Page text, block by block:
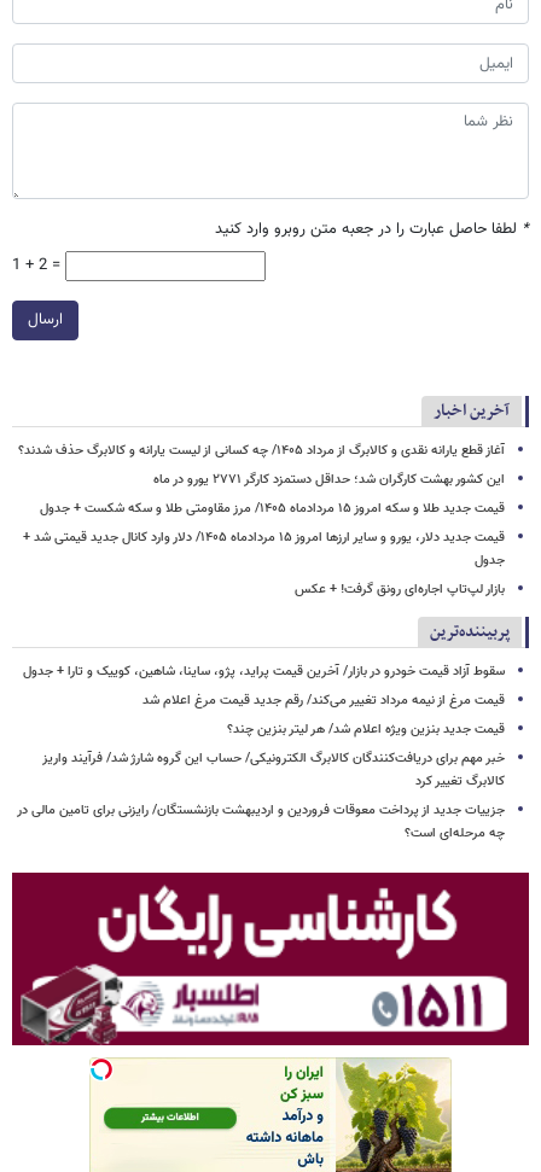
* لطفا حاصل عبارت را در جعبه متن روبرو وارد کنید
1 + 2 =
ارسال
آخرین اخبار
آغاز قطع یارانه نقدی و کالابرگ از مرداد ۱۴۰۵/ چه کسانی از لیست یارانه و کالابرگ حذف شدند؟
این کشور بهشت کارگران شد؛ حداقل دستمزد کارگر ۲۷۷۱ یورو در ماه
قیمت جدید طلا و سکه امروز ۱۵ مردادماه ۱۴۰۵/ مرز مقاومتی طلا و سکه شکست + جدول
قیمت جدید دلار، یورو و سایر ارزها امروز ۱۵ مردادماه ۱۴۰۵/ دلار وارد کانال جدید قیمتی شد +
جدول
بازار لپ‌تاپ اجاره‌ای رونق گرفت! + عکس
پربیننده‌ترین
سقوط آزاد قیمت خودرو در بازار/ آخرین قیمت پراید، پژو، ساینا، شاهین، کوییک و تارا + جدول
قیمت مرغ از نیمه مرداد تغییر می‌کند/ رقم جدید قیمت مرغ اعلام شد
قیمت جدید بنزین ویژه اعلام شد/ هر لیتر بنزین چند؟
خبر مهم برای دریافت‌کنندگان کالابرگ الکترونیکی/ حساب این گروه شارژ شد/ فرآیند واریز
کالابرگ تغییر کرد
جزییات جدید از پرداخت معوقات فروردین و اردیبهشت بازنشستگان/ رایزنی برای تامین مالی در
چه مرحله‌ای است؟